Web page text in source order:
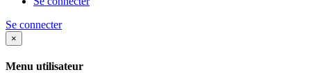
Se connecter
×
Menu utilisateur